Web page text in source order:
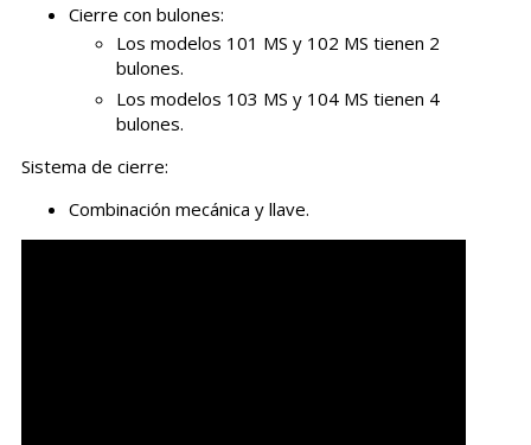
Cierre con bulones:
Los modelos 101 MS y 102 MS tienen 2
bulones.
Los modelos 103 MS y 104 MS tienen 4
bulones.
Sistema de cierre:
Combinación mecánica y llave.